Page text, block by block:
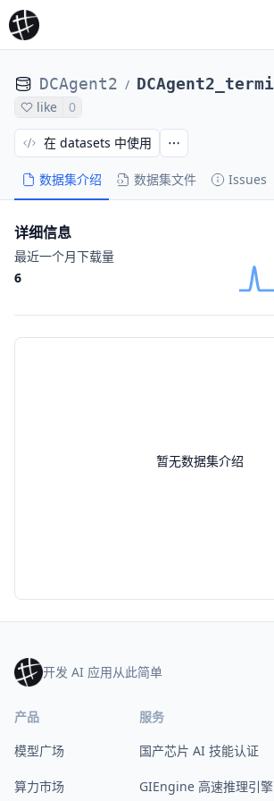
DCAgent2 /
like 0
数据集介绍 数据集文件 Issues
在 datasets 中使用
暂无数据集介绍
详细信息
最近一个月下载量
6
开发 AI 应用从此简单
产品
模型广场
算力市场
服务
国产芯片 AI 技能认证
GIEngine 高速推理引擎